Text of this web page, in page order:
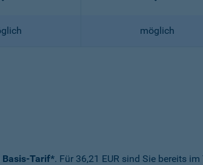
möglich
Basis-Tarif*. Für 36,21 EUR sind Sie bereits im